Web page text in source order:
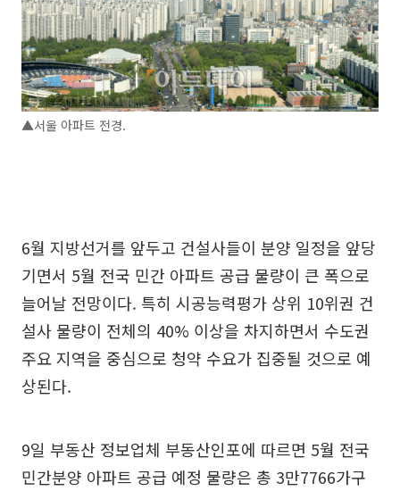
▲서울 아파트 전경.
6월 지방선거를 앞두고 건설사들이 분양 일정을 앞당
기면서 5월 전국 민간 아파트 공급 물량이 큰 폭으로
늘어날 전망이다. 특히 시공능력평가 상위 10위권 건
설사 물량이 전체의 40% 이상을 차지하면서 수도권
주요 지역을 중심으로 청약 수요가 집중될 것으로 예
상된다.
9일 부동산 정보업체 부동산인포에 따르면 5월 전국
민간분양 아파트 공급 예정 물량은 총 3만7766가구